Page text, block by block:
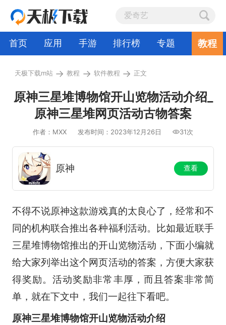
首页 应用 手游 排行榜 专题 教程
天极下载m站 → 教程 → 软件教程 → 正文
原神三星堆博物馆开山览物活动介绍_
原神三星堆网页活动古物答案
作者：MXX 发布时间：2023年12月26日 31次
原神 查看
不得不说原神这款游戏真的太良心了，经常和不
同的机构联合推出各种福利活动。比如最近联手
三星堆博物馆推出的开山览物活动，下面小编就
给大家列举出这个网页活动的答案，方便大家获
得奖励。活动奖励非常丰厚，而且答案非常简
单，就在下文中，我们一起往下看吧。
原神三星堆博物馆开山览物活动介绍